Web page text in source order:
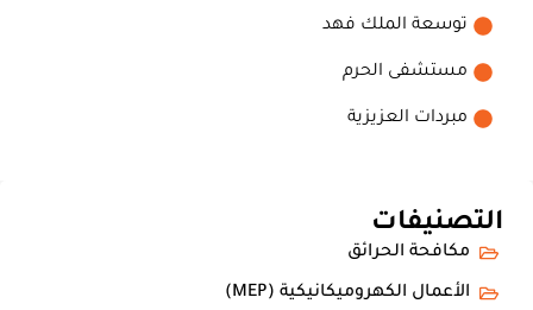
توسعة الملك فهد
مستشفى الحرم
مبردات العزيزية
التصنيفات
مكافحة الحرائق
الأعمال الكهروميكانيكية (MEP)